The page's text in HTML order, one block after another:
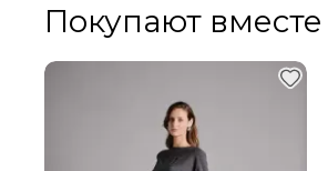
Покупают вместе